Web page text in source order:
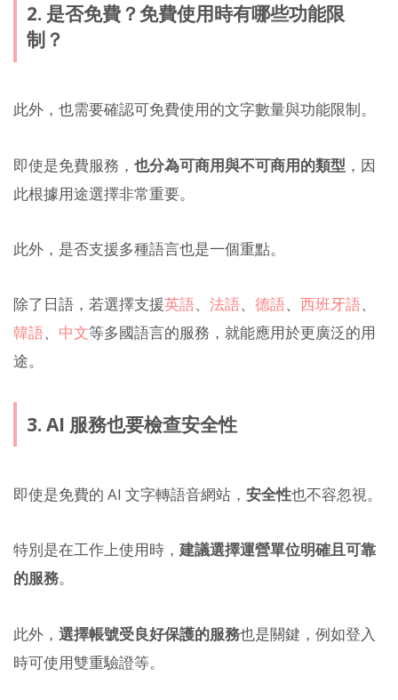
2. 是否免費？免費使用時有哪些功能限
制？
此外，也需要確認可免費使用的文字數量與功能限制。
即使是免費服務， 也分為可商用與不可商用的類型 ，因
此根據用途選擇非常重要。
此外，是否支援多種語言也是一個重點。
除了日語，若選擇支援英語、 法語、 德語、 西班牙語、
韓語、 中文等多國語言的服務，就能應用於更廣泛的用
途。
3. AI 服務也要檢查安全性
即使是免費的 AI 文字轉語音網站， 安全性也不容忽視。
特別是在工作上使用時， 建議選擇運營單位明確且可靠
的服務。
此外， 選擇帳號受良好保護的服務也是關鍵，例如登入
時可使用雙重驗證等。